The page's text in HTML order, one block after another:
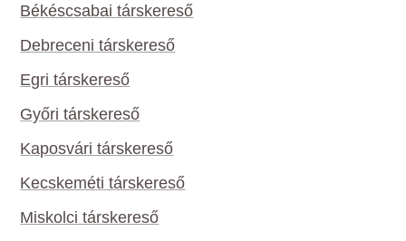
Békéscsabai társkereső
Debreceni társkereső
Egri társkereső
Győri társkereső
Kaposvári társkereső
Kecskeméti társkereső
Miskolci társkereső